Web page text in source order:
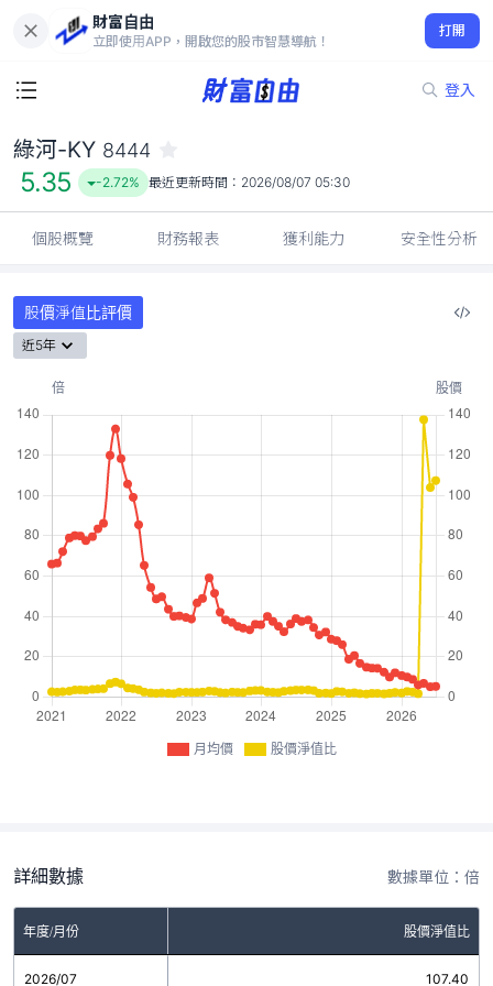
財富自由
立即使用APP，開啟您的股市智慧導航！
打開
登入
5.35
-2.72%
綠河-KY 8444
5.35 -2.72% 最近更新時間： 2026/08/07 05:30
個股概覽 財務報表 獲利能力 安全性分析
股價淨值比評價
近5年
月均價 股價淨值比
詳細數據 數據單位：倍
年度/月份 股價淨值比
2026/07 107.40